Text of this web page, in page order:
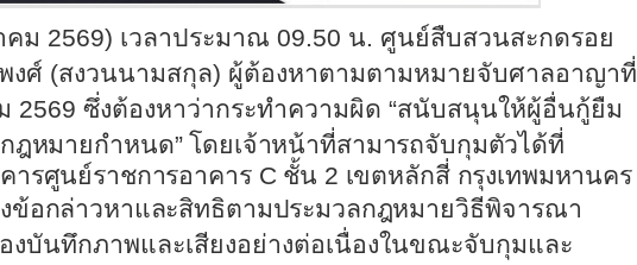
ม 2569) เวลาประมาณ 09.50 น. ศูนย์สืบสวนสะกดรอย
งศ์ (สงวนนามสกุล) ผู้ต้องหาตามตามหมายจับศาลอาญาที่
2569 ซึ่งต้องหาว่ากระทำความผิด “สนับสนุนให้ผู้อื่นกู้ยืม
ฎหมายกำหนด” โดยเจ้าหน้าที่สามารถจับกุมตัวได้ที่
ารศูนย์ราชการอาคาร C ชั้น 2 เขตหลักสี่ กรุงเทพมหานคร
ข้อกล่าวหาและสิทธิตามประมวลกฎหมายวิธีพิจารณา
งบันทึกภาพและเสียงอย่างต่อเนื่องในขณะจับกุมและ